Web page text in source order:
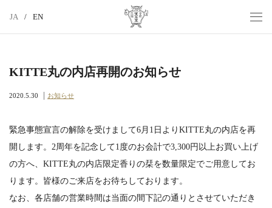
JA / EN
香老
KITTE丸の内店再開のお知らせ
2020.5.30 お知らせ
緊急事態宣言の解除を受けまして6月1日よりKITTE丸の内店を再
開します。2周年を記念して1度のお会計で3,300円以上お買い上げ
の方へ、KITTE丸の内店限定香りの栞を数量限定でご用意してお
ります。皆様のご来店をお待ちしております。
なお、各店舗の営業時間は当面の間下記の通りとさせていただき